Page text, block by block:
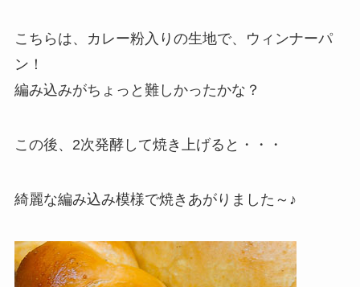
こちらは、カレー粉入りの生地で、ウィンナーパ
ン！
編み込みがちょっと難しかったかな？
この後、2次発酵して焼き上げると・・・
綺麗な編み込み模様で焼きあがりました～♪